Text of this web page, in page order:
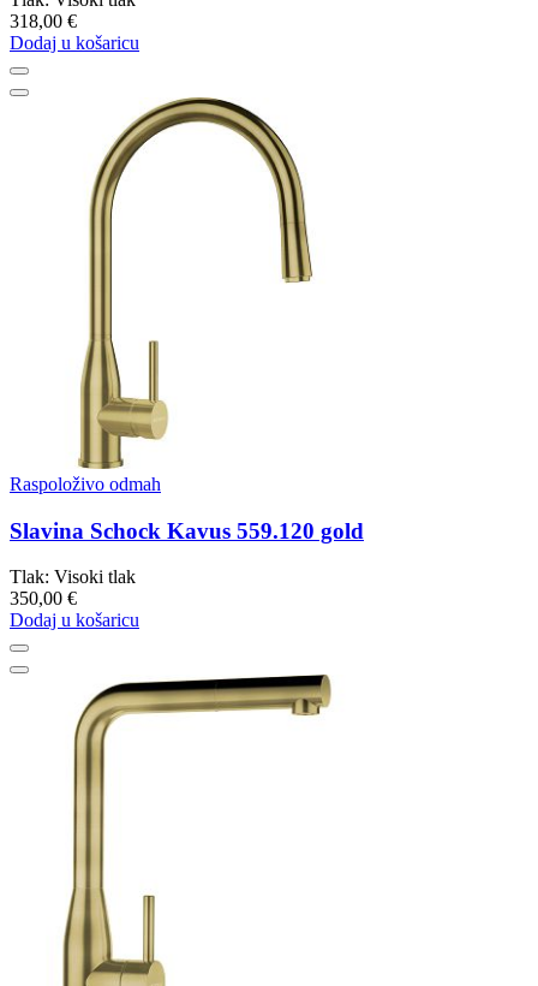
318,00 €
Dodaj u košaricu
Raspoloživo odmah
Slavina Schock Kavus 559.120 gold
Tlak: Visoki tlak
350,00 €
Dodaj u košaricu